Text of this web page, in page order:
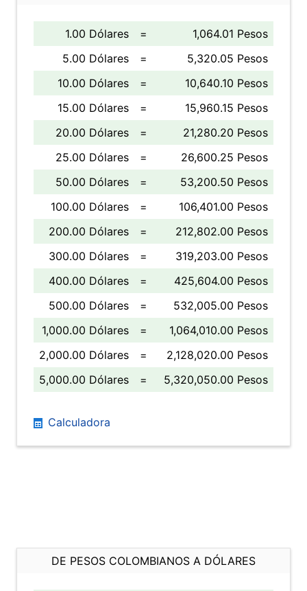
1.00 Dólares =
1,064.01 Pesos
5.00 Dólares
=
5,320.05 Pesos
10.00 Dólares
=
10,640.10 Pesos
15.00 Dólares
=
15,960.15 Pesos
20.00 Dólares
=
21,280.20 Pesos
25.00 Dólares
=
26,600.25 Pesos
50.00 Dólares
=
53,200.50 Pesos
100.00 Dólares
=
106,401.00 Pesos
200.00 Dólares
=
212,802.00 Pesos
300.00 Dólares
=
319,203.00 Pesos
400.00 Dólares
=
425,604.00 Pesos
500.00 Dólares
=
532,005.00 Pesos
1,000.00 Dólares
=
1,064,010.00 Pesos
2,000.00 Dólares
=
2,128,020.00 Pesos
5,000.00 Dólares
= 5,320,050.00 Pesos
Calculadora
DE PESOS COLOMBIANOS A DÓLARES